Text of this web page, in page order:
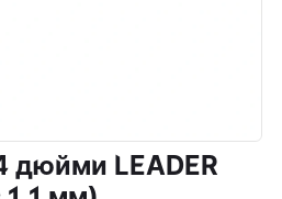
дюйми LEADER